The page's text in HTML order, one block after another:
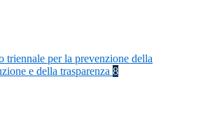
triennale per la prevenzione della
e della trasparenza 8